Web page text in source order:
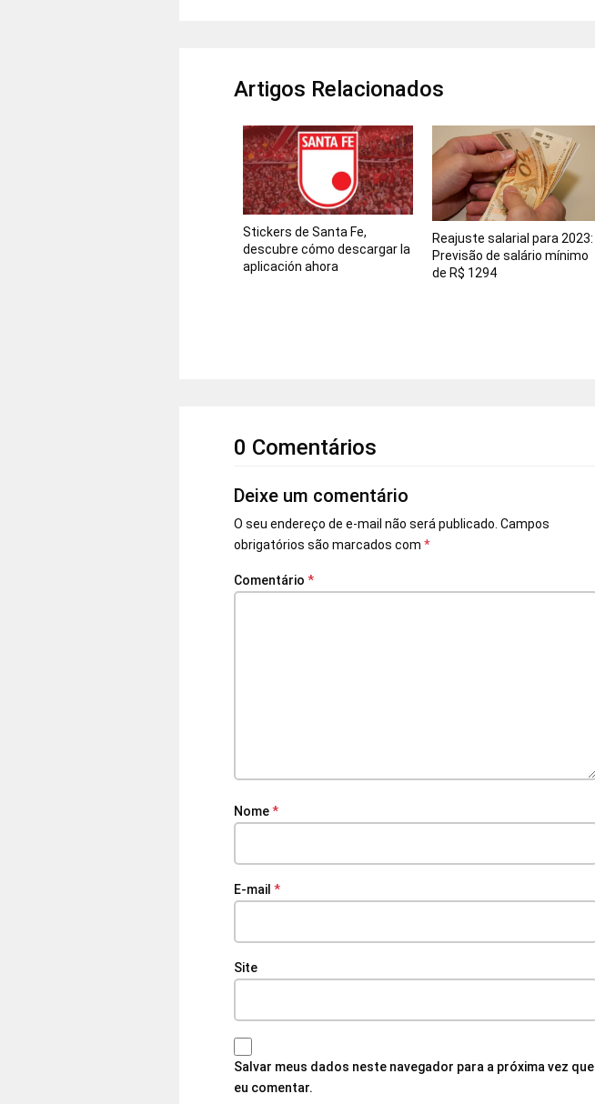
Artigos Relacionados
Stickers de Santa Fe,
descubre cómo descargar la
aplicación ahora
Reajuste salarial para 2023:
Previsão de salário mínimo
de R$ 1294
0 Comentários
Deixe um comentário
O seu endereço de e-mail não será publicado. Campos
obrigatórios são marcados com *
Comentário *
Nome*
E-mail *
Site
Salvar meus dados neste navegador para a próxima vez que
eu comentar.